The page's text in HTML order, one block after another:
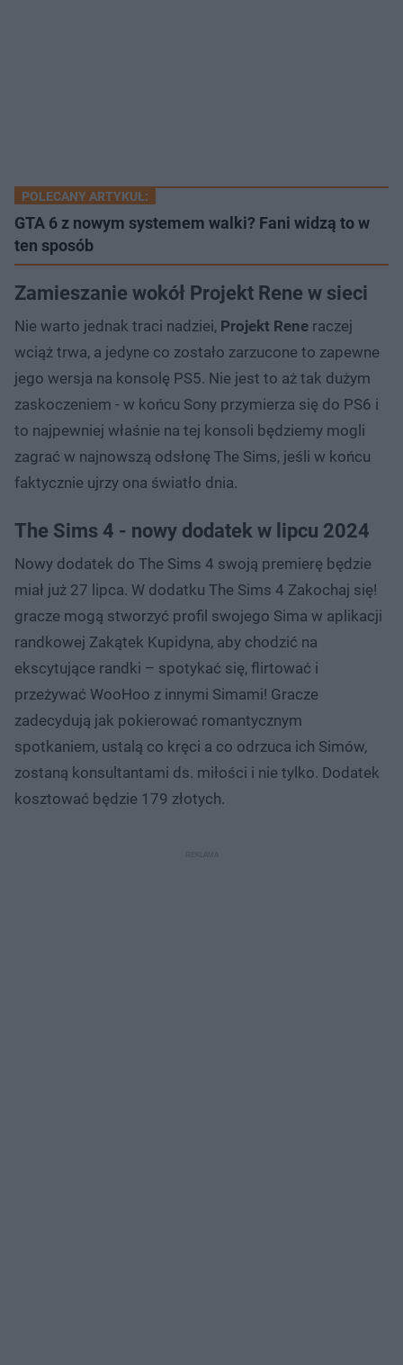
POLECANY ARTYKUŁ:
GTA 6 z nowym systemem walki? Fani widzą to w
ten sposób
Zamieszanie wokół Projekt Rene w sieci
Nie warto jednak traci nadziei, Projekt Rene raczej
wciąż trwa, a jedyne co zostało zarzucone to zapewne
jego wersja na konsolę PS5. Nie jest to aż tak dużym
zaskoczeniem - w końcu Sony przymierza się do PS6 i
to najpewniej właśnie na tej konsoli będziemy mogli
zagrać w najnowszą odsłonę The Sims, jeśli w końcu
faktycznie ujrzy ona światło dnia.
The Sims 4 - nowy dodatek w lipcu 2024
Nowy dodatek do The Sims 4 swoją premierę będzie
miał już 27 lipca. W dodatku The Sims 4 Zakochaj się!
gracze mogą stworzyć profil swojego Sima w aplikacji
randkowej Zakątek Kupidyna, aby chodzić na
ekscytujące randki – spotykać się, flirtować i
przeżywać WooHoo z innymi Simami! Gracze
zadecydują jak pokierować romantycznym
spotkaniem, ustalą co kręci a co odrzuca ich Simów,
zostaną konsultantami ds. miłości i nie tylko. Dodatek
kosztować będzie 179 złotych.